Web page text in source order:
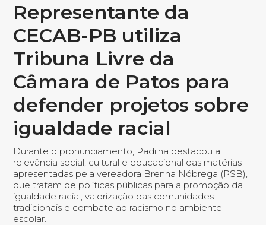
Representante da
CECAB-PB utiliza
Tribuna Livre da
Câmara de Patos para
defender projetos sobre
igualdade racial
Durante o pronunciamento, Padilha destacou a
relevância social, cultural e educacional das matérias
apresentadas pela vereadora Brenna Nóbrega (PSB),
que tratam de políticas públicas para a promoção da
igualdade racial, valorização das comunidades
tradicionais e combate ao racismo no ambiente
escolar.